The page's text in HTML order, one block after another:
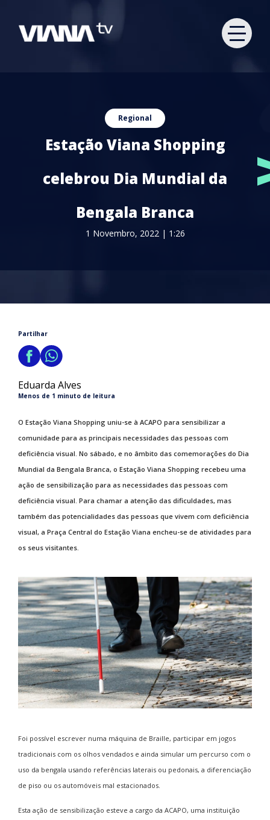
Regional
Estação Viana Shopping
celebrou Dia Mundial da
Bengala Branca
1 Novembro, 2022 | 1:26
Partilhar
Eduarda Alves
Menos de 1 minuto de leitura
O Estação Viana Shopping uniu-se à ACAPO para sensibilizar a
comunidade para as principais necessidades das pessoas com
deficiência visual. No sábado, e no âmbito das comemorações do Dia
Mundial da Bengala Branca, o Estação Viana Shopping recebeu uma
ação de sensibilização para as necessidades das pessoas com
deficiência visual. Para chamar a atenção das dificuldades, mas
também das potencialidades das pessoas que vivem com deficiência
visual, a Praça Central do Estação Viana encheu-se de atividades para
os seus visitantes.
Foi possível escrever numa máquina de Braille, participar em jogos
tradicionais com os olhos vendados e ainda simular um percurso com o
uso da bengala usando referências laterais ou pedonais, a diferenciação
de piso ou os automóveis mal estacionados.
Esta ação de sensibilização esteve a cargo da ACAPO, uma instituição